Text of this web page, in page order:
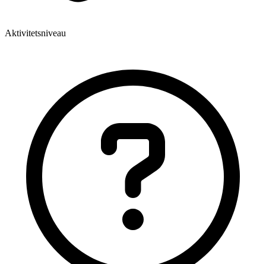
Aktivitetsniveau